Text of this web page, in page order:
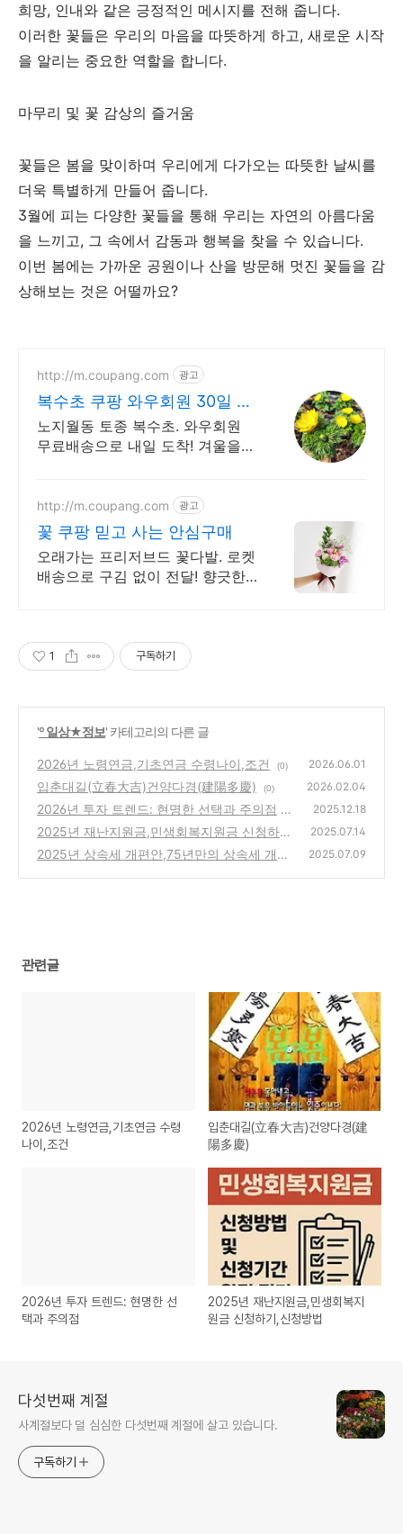
희망, 인내와 같은 긍정적인 메시지를 전해 줍니다.
이러한 꽃들은 우리의 마음을 따뜻하게 하고, 새로운 시작
을 알리는 중요한 역할을 합니다.
마무리 및 꽃 감상의 즐거움
꽃들은 봄을 맞이하며 우리에게 다가오는 따뜻한 날씨를
더욱 특별하게 만들어 줍니다.
3월에 피는 다양한 꽃들을 통해 우리는 자연의 아름다움
을 느끼고, 그 속에서 감동과 행복을 찾을 수 있습니다.
이번 봄에는 가까운 공원이나 산을 방문해 멋진 꽃들을 감
상해보는 것은 어떨까요?
http://m.coupang.com 광고
복수초 쿠팡 와우회원 30일 반
품
노지월동 토종 복수초. 와우회원
무료배송으로 내일 도착! 겨울을
http://m.coupang.com 광고
꽃 쿠팡 믿고 사는 안심구매
오래가는 프리저브드 꽃다발. 로켓
배송으로 구김 없이 전달! 향긋한
1 구독하기
'º 일상★정보' 카테고리의 다른 글
2026년 노령연금,기초연금 수령나이,조건 (0) 2026.06.01
입춘대길(立春大吉)건양다경(建陽多慶) (0) 2026.02.04
2026년 투자 트렌드: 현명한 선택과 주의점
(0)
2025.12.18
2025년 재난지원금,민생회복지원금 신청하
기,신청방법
(0)
2025.07.14
2025년 상속세 개편안,75년만의 상속세 개편,
2025.07.09
관련글
2026년 노령연금,기초연금 수령
나이,조건
입춘대길(立春大吉)건양다경(建
陽多慶)
2026년 투자 트렌드: 현명한 선
택과 주의점
2025년 재난지원금,민생회복지
원금 신청하기,신청방법
다섯번째 계절
사계절보다 덜 심심한 다섯번째 계절에 살고 있습니다.
구독하기